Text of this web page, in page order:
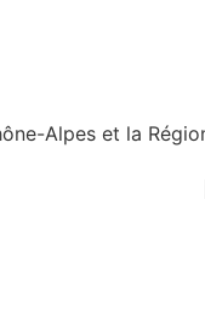
Alpes et la